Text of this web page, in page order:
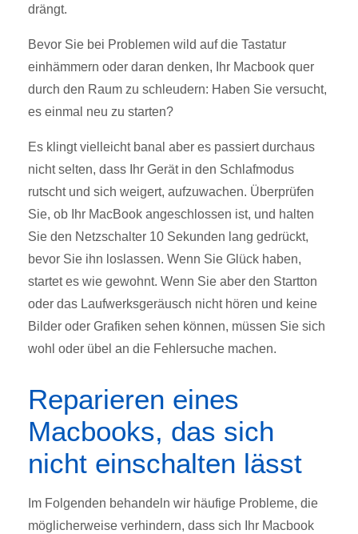
drängt.
Bevor Sie bei Problemen wild auf die Tastatur
einhämmern oder daran denken, Ihr Macbook quer
durch den Raum zu schleudern: Haben Sie versucht,
es einmal neu zu starten?
Es klingt vielleicht banal aber es passiert durchaus
nicht selten, dass Ihr Gerät in den Schlafmodus
rutscht und sich weigert, aufzuwachen. Überprüfen
Sie, ob Ihr MacBook angeschlossen ist, und halten
Sie den Netzschalter 10 Sekunden lang gedrückt,
bevor Sie ihn loslassen. Wenn Sie Glück haben,
startet es wie gewohnt. Wenn Sie aber den Startton
oder das Laufwerksgeräusch nicht hören und keine
Bilder oder Grafiken sehen können, müssen Sie sich
wohl oder übel an die Fehlersuche machen.
Reparieren eines
Macbooks, das sich
nicht einschalten lässt
Im Folgenden behandeln wir häufige Probleme, die
möglicherweise verhindern, dass sich Ihr Macbook